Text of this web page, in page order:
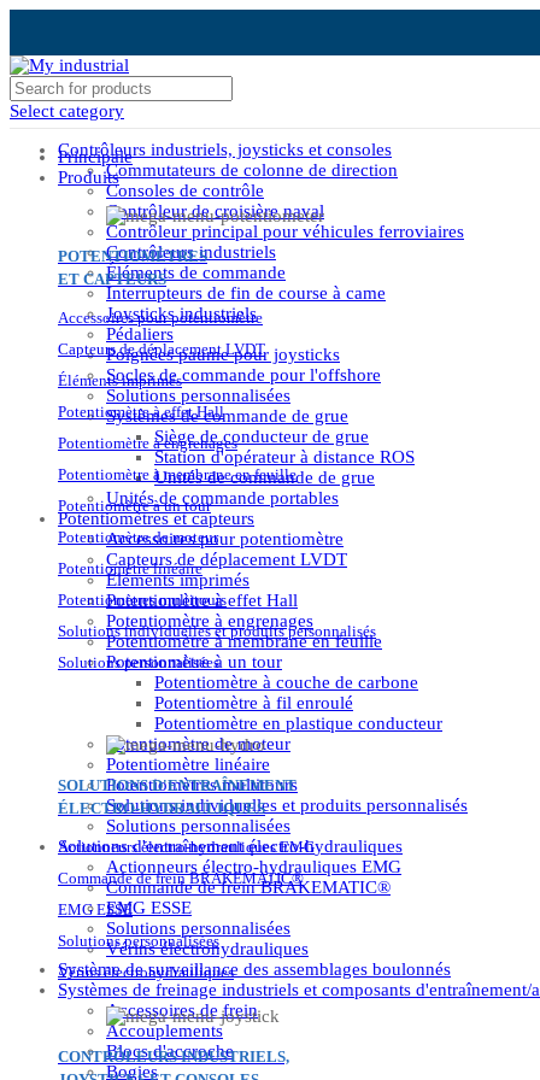
Select category
Contrôleurs industriels, joysticks et consoles
Commutateurs de colonne de direction
Consoles de contrôle
Contrôleur de croisière naval
Contrôleur principal pour véhicules ferroviaires
Contrôleurs industriels
Éléments de commande
Interrupteurs de fin de course à came
Joysticks industriels
Pédaliers
Poignées paume pour joysticks
Socles de commande pour l'offshore
Solutions personnalisées
Systèmes de commande de grue
Siège de conducteur de grue
Station d'opérateur à distance ROS
Unités de commande de grue
Unités de commande portables
Potentiomètres et capteurs
Accessoires pour potentiomètre
Capteurs de déplacement LVDT
Éléments imprimés
Potentiomètre à effet Hall
Potentiomètre à engrenages
Potentiomètre à membrane en feuille
Potentiomètre à un tour
Potentiomètre à couche de carbone
Potentiomètre à fil enroulé
Potentiomètre en plastique conducteur
Potentiomètre de moteur
Potentiomètre linéaire
Potentiomètres multitours
Solutions individuelles et produits personnalisés
Solutions personnalisées
Solutions d'entraînement électro-hydrauliques
Actionneurs électro-hydrauliques EMG
Commande de frein BRAKEMATIC®
EMG ESSE
Solutions personnalisées
Vérins électrohydrauliques
Système de surveillance des assemblages boulonnés
Systèmes de freinage industriels et composants d'entraînement/
Accessoires de frein
Accouplements
Blocs d'accroche
Bogies
Principale
Produits
POTENTIOMÈTRES
ET CAPTEURS
Accessoires pour potentiomètre
Capteurs de déplacement LVDT
Éléments imprimés
Potentiomètre à effet Hall
Potentiomètre à engrenages
Potentiomètre à membrane en feuille
Potentiomètre à un tour
Potentiomètre de moteur
Potentiomètre linéaire
Potentiomètres multitours
Solutions individuelles et produits personnalisés
Solutions personnalisées
SOLUTIONS D'ENTRAÎNEMENT
ÉLECTRO-HYDRAULIQUES
Actionneurs électro-hydrauliques EMG
Commande de frein BRAKEMATIC®
EMG ESSE
Solutions personnalisées
Vérins électrohydrauliques
CONTRÔLEURS INDUSTRIELS,